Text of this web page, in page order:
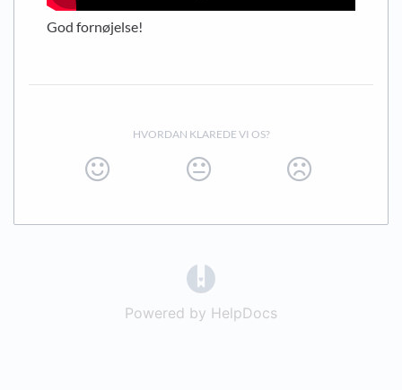
God fornøjelse!
HVORDAN KLAREDE VI OS?
Powered by HelpDocs